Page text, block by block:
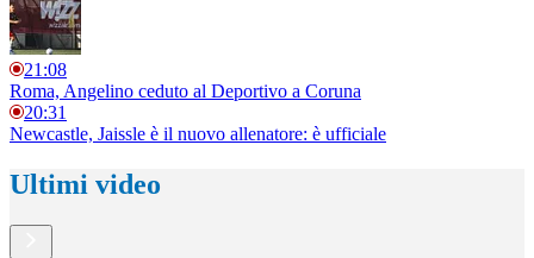
21:08
Roma, Angelino ceduto al Deportivo a Coruna
20:31
Newcastle, Jaissle è il nuovo allenatore: è ufficiale
Ultimi video